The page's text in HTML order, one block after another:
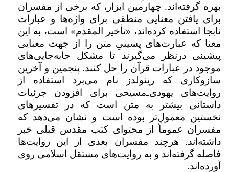
بهره گرفته‌اند. چهارمین ابزار، که برخی از مفسران
برای یافتن معنایی منطقی برای واژه‌ها و عبارات
نابجا استفاده کرده‌اند، «تأخیر المقدم» است، به این
معنا که عبارت‌های پسینیِ متن را از جهت معنایی
پیشینی درنظر می‌گیرند تا مشکل جابه‌جایی‌های
موجود در عبارات قرآن را حل کنند. پنجمین و آخرین
سازوکاری که رینولدز نام می‌برد استفاده از
روایت‌های یهودی‌ـ‌‌مسیحی برای افزودن جزئیات
داستانی بیشتر به متن است که در تفسیرهای
نخستین معمول‌تر بوده است و نشان می‌دهد که
مفسران عموماً از محتوای کتب مقدس قبلی خبر
داشته‌اند. هرچند مفسران بعدی از این روایت‌ها
فاصله گرفته‌اند و به روایت‌های مستقل اسلامی روی
آورده‌اند.